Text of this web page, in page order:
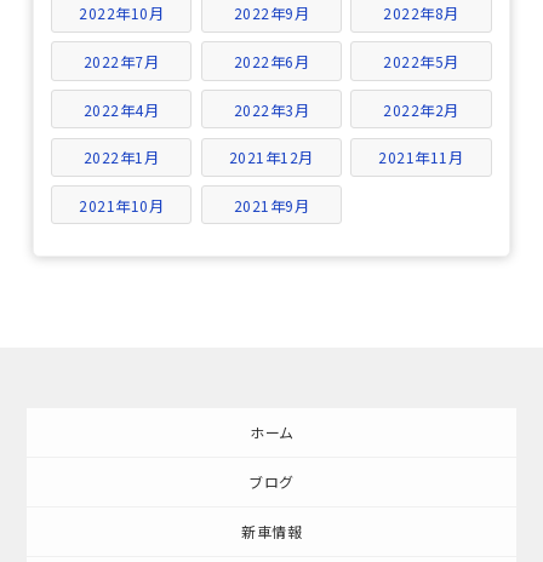
2022年10月 2022年9月 2022年8月
2022年7月 2022年6月 2022年5月
2022年4月 2022年3月 2022年2月
2022年1月 2021年12月 2021年11月
2021年10月 2021年9月
ホーム
ブログ
新車情報